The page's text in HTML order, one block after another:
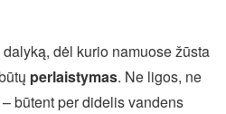
dėl kurio namuose žūsta
perlaistymas. Ne ligos, ne
būtent per didelis vandens